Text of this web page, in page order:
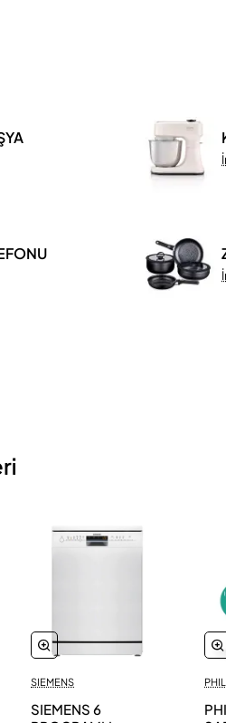
SIEMENS
SIEMENS 6